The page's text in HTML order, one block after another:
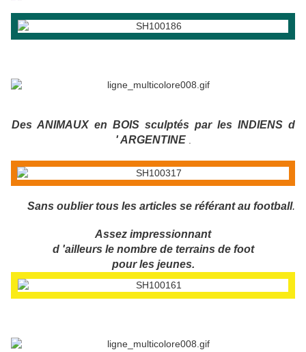
Des ANIMAUX en BOIS sculptés par les INDIENS d
' ARGENTINE.
Sans oublier tous les articles se référant au football.
Assez impressionnant
d 'ailleurs le nombre de terrains de foot
pour les jeunes.